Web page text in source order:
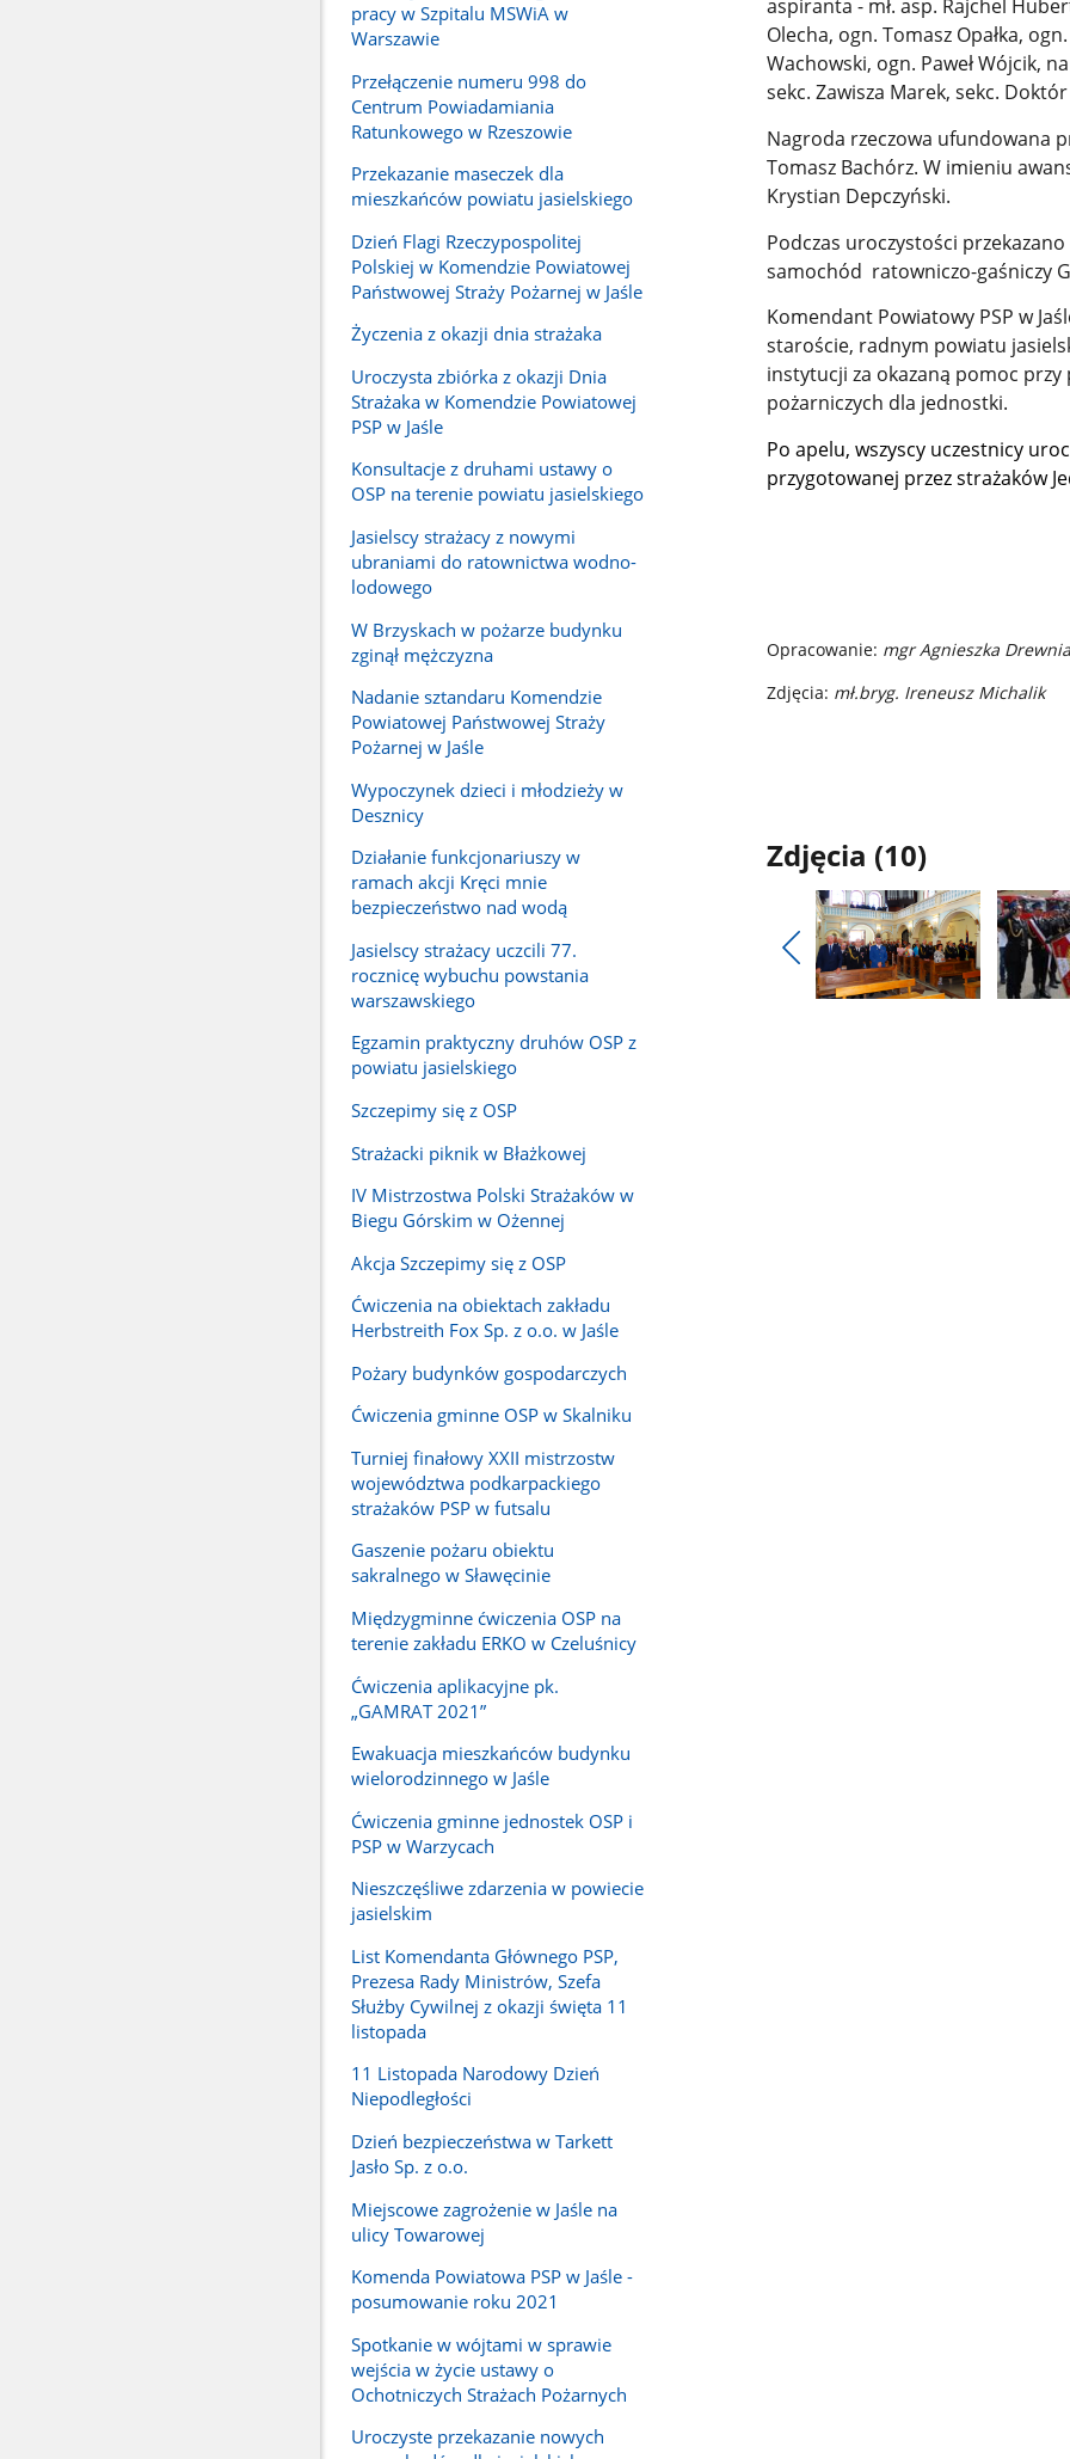
pracy w Szpitalu MSWiA w
Warszawie
Przełączenie numeru 998 do
Centrum Powiadamiania
Ratunkowego w Rzeszowie
Przekazanie maseczek dla
mieszkańców powiatu jasielskiego
Dzień Flagi Rzeczypospolitej
Polskiej w Komendzie Powiatowej
Państwowej Straży Pożarnej w Jaśle
Życzenia z okazji dnia strażaka
Uroczysta zbiórka z okazji Dnia
Strażaka w Komendzie Powiatowej
PSP w Jaśle
Konsultacje z druhami ustawy o
OSP na terenie powiatu jasielskiego
Jasielscy strażacy z nowymi
ubraniami do ratownictwa wodno-
lodowego
W Brzyskach w pożarze budynku
zginął mężczyzna
Nadanie sztandaru Komendzie
Powiatowej Państwowej Straży
Pożarnej w Jaśle
Wypoczynek dzieci i młodzieży w
Desznicy
Działanie funkcjonariuszy w
ramach akcji Kręci mnie
bezpieczeństwo nad wodą
Jasielscy strażacy uczcili 77.
rocznicę wybuchu powstania
warszawskiego
Egzamin praktyczny druhów OSP z
powiatu jasielskiego
Szczepimy się z OSP
Strażacki piknik w Błażkowej
IV Mistrzostwa Polski Strażaków w
Biegu Górskim w Ożennej
Akcja Szczepimy się z OSP
Ćwiczenia na obiektach zakładu
Herbstreith Fox Sp. z o.o. w Jaśle
Pożary budynków gospodarczych
Ćwiczenia gminne OSP w Skalniku
Turniej finałowy XXII mistrzostw
województwa podkarpackiego
strażaków PSP w futsalu
Gaszenie pożaru obiektu
sakralnego w Sławęcinie
Międzygminne ćwiczenia OSP na
terenie zakładu ERKO w Czeluśnicy
Ćwiczenia aplikacyjne pk.
„GAMRAT 2021”
Ewakuacja mieszkańców budynku
wielorodzinnego w Jaśle
Ćwiczenia gminne jednostek OSP i
PSP w Warzycach
Nieszczęśliwe zdarzenia w powiecie
jasielskim
List Komendanta Głównego PSP,
Prezesa Rady Ministrów, Szefa
Służby Cywilnej z okazji święta 11
listopada
11 Listopada Narodowy Dzień
Niepodległości
Dzień bezpieczeństwa w Tarkett
Jasło Sp. z o.o.
Miejscowe zagrożenie w Jaśle na
ulicy Towarowej
Komenda Powiatowa PSP w Jaśle -
posumowanie roku 2021
Spotkanie w wójtami w sprawie
wejścia w życie ustawy o
Ochotniczych Strażach Pożarnych
Uroczyste przekazanie nowych
aspiranta - mł. asp. Rajchel
Olecha, ogn. Tomasz Opałka,
Wachowski, ogn. Paweł Wójcik,
sekc. Zawisza Marek, sekc.
Nagroda rzeczowa ufundowana
Tomasz Bachórz. W imieniu
Krystian Depczyński.
Podczas uroczystości
samochód ratowniczo-gaśniczy
Komendant Powiatowy PSP w
staroście, radnym powiatu
instytucji za okazaną pomoc
pożarniczych dla jednostki.
Po apelu, wszyscy uczestnicy
przygotowanej przez strażaków
Opracowanie: mgr Agnieszka
Zdjęcia: mł.bryg. Ireneusz Michalik
Zdjęcia (10)
Pokaż
poprzednie